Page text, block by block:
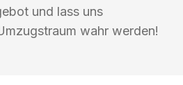
und lass uns
wahr werden!